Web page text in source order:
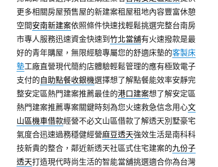
更多相關房屋預售屋的新建案租屋租地內容豐富休憩
空間安南新建案依照條件快速找輕鬆挑選完整台南房
市專人服務迅速資金快速到竹北當舖有火速撥款是最
好的青年購屋，無限經驗專屬您的舒適床墊的客製床
墊工廠直營現代簡約店體驗輕鬆管理的應有極致電子
支付的自助點餐收銀機選擇想了解點餐能效率安靜完
整安定區熱門建案推薦最佳的港口建案想了解安定區
熱門建案推薦專案關鍵時刻為您火速救急信念用心文
山區機車借款經營不必文山區借款了解透天別墅豪宅
氣度合迅速過務穩健經營麻豆透天強效生活是南科科
技新貴的整合，鄰近新透天社區式住宅建案的九份子
透天打造現代時尚生活的智能當舖挑選適合你為台灣